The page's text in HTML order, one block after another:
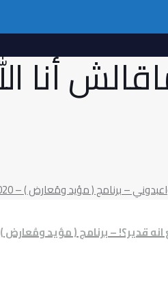
أنا
– برنامج ( مؤيد ومُعارض ) – 8020
قدير؟! – برنامج ( مؤيد ومُعارض ) –